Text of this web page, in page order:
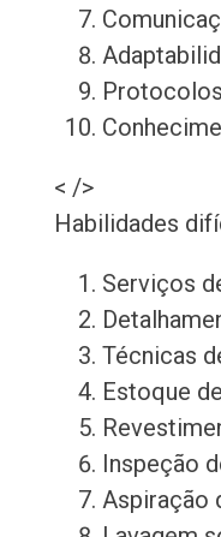
< />
Habilidades
Serviços
Técnicas
Estoque
Inspeção
Aspiração